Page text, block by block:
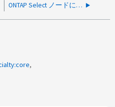
ONTAP Select ノードにスペースを追加できません